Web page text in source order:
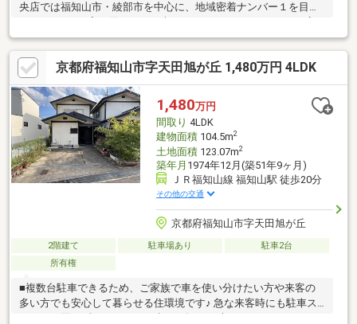
央店では福知山市・綾部市を中心に、地域密着ナンバー１を目指
様にたくさんの情報を迅速に提供いたします！○物件情報・住宅
ローンetc...どんな事でもお気軽にご相談ください！○見るだけOK!
聞くだけOK!ご相談は無料です！ご来店、お問い合わせをお待ちし
ております♪
京都府福知山市字天田旭が丘 1,480万円 4LDK
1,480万円
間取り 4LDK
建物面積104.5m2
土地面積123.07m2
築年月 1974年12月(築51年9ヶ月)
ＪＲ福知山線 福知山駅 徒歩20分
その他の交通
京都府福知山市字天田旭が丘
2階建て 駐車場あり
駐車2台
所有権
■複数台駐車できるため、ご家族で車を使い分けたい方や来客の
多い方でも安心して暮らせる住環境です♪ 急な来客時にも駐車ス